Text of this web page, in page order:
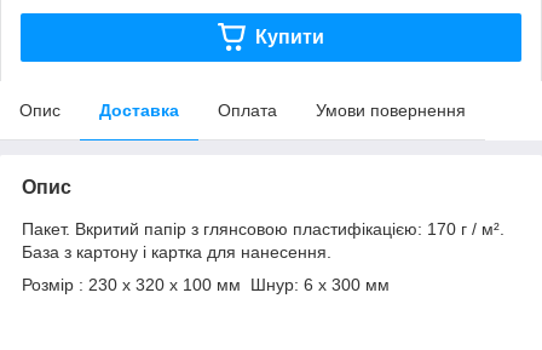
Купити
Опис Доставка Оплата Умови повернення
Опис
Пакет. Вкритий папір з глянсовою пластифікацією: 170 г / м².
База з картону і картка для нанесення.
Розмір : 230 x 320 x 100 мм Шнур: 6 x 300 мм